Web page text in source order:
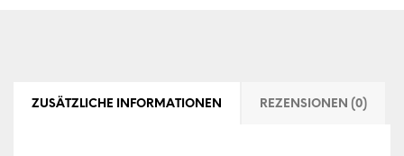
ZUSÄTZLICHE INFORMATIONEN REZENSIONEN (0)